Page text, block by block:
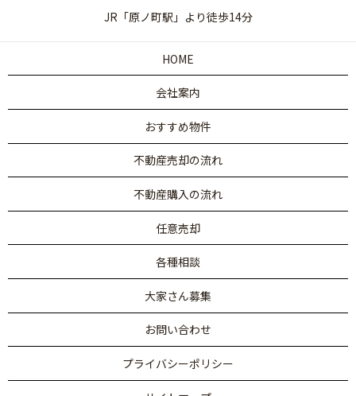
JR「原ノ町駅」より徒歩14分
HOME
会社案内
おすすめ物件
不動産売却の流れ
不動産購入の流れ
任意売却
各種相談
大家さん募集
お問い合わせ
プライバシーポリシー